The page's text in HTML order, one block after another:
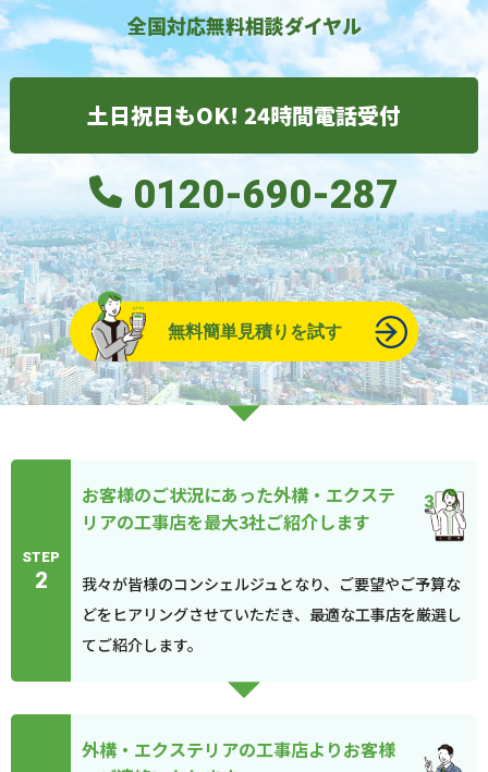
全国対応無料相談ダイヤル
土日祝日もOK! 24時間電話受付
0120-690-287
無料簡単見積りを試す
STEP
2
お客様のご状況にあった外構・エクステ
リアの工事店を最大3社ご紹介します
我々が皆様のコンシェルジュとなり、ご要望やご予算な
どをヒアリングさせていただき、最適な工事店を厳選し
てご紹介します。
外構・エクステリアの工事店よりお客様